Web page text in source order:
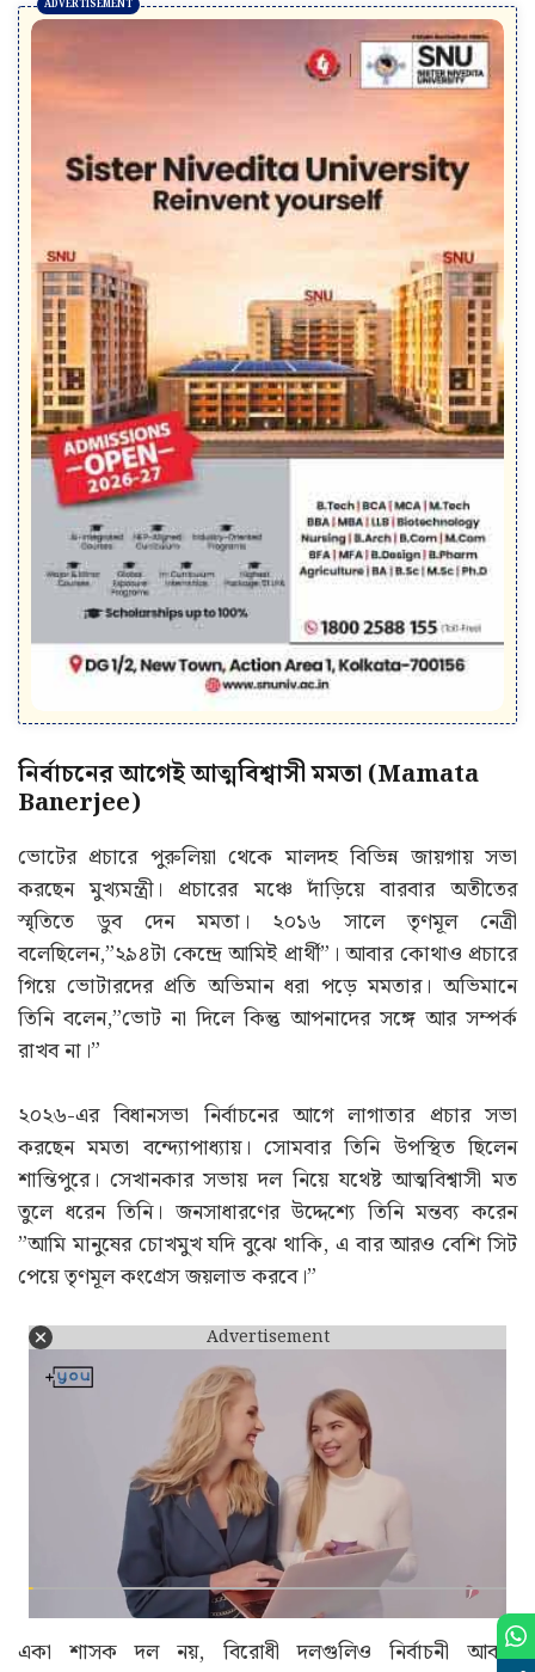
নির্বাচনের আগেই আত্মবিশ্বাসী মমতা (Mamata
Banerjee)
ভোটের প্রচারে পুরুলিয়া থেকে মালদহ বিভিন্ন জায়গায় সভা
করছেন মুখ্যমন্ত্রী। প্রচারের মঞ্চে দাঁড়িয়ে বারবার অতীতের
স্মৃতিতে ডুব দেন মমতা। ২০১৬ সালে তৃণমূল নেত্রী
বলেছিলেন,”২৯৪টা কেন্দ্রে আমিই প্রার্থী”। আবার কোথাও প্রচারে
গিয়ে ভোটারদের প্রতি অভিমান ধরা পড়ে মমতার। অভিমানে
তিনি বলেন,”ভোট না দিলে কিন্তু আপনাদের সঙ্গে আর সম্পর্ক
রাখব না।”
২০২৬-এর বিধানসভা নির্বাচনের আগে লাগাতার প্রচার সভা
করছেন মমতা বন্দ্যোপাধ্যায়। সোমবার তিনি উপস্থিত ছিলেন
শান্তিপুরে। সেখানকার সভায় দল নিয়ে যথেষ্ট আত্মবিশ্বাসী মত
তুলে ধরেন তিনি। জনসাধারণের উদ্দেশ্যে তিনি মন্তব্য করেন
”আমি মানুষের চোখমুখ যদি বুঝে থাকি, এ বার আরও বেশি সিট
পেয়ে তৃণমূল কংগ্রেস জয়লাভ করবে।”
Advertisement
একা শাসক দল নয়, বিরোধী দলগুলিও নির্বাচনী আবহে